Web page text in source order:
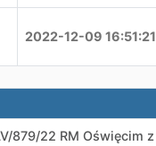
2022-12-09 16:51:21
879/22 RM Oświęcim